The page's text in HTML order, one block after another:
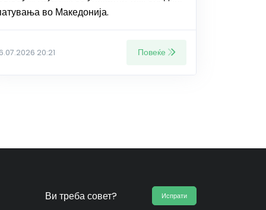
во Македонија.
20:21 Повеќе
Ви треба совет? Испрати